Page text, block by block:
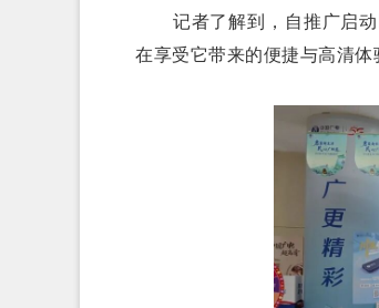
记者了解到，自推广启动
在享受它带来的便捷与高清体